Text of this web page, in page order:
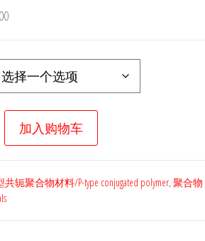
加入购物车
共轭聚合物材料/P-type conjugated polymer, 聚合物